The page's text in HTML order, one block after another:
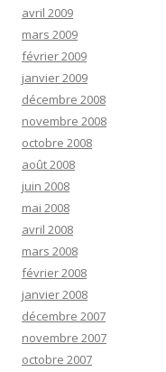
avril 2009
mars 2009
février 2009
janvier 2009
décembre 2008
novembre 2008
octobre 2008
août 2008
juin 2008
mai 2008
avril 2008
mars 2008
février 2008
janvier 2008
décembre 2007
novembre 2007
octobre 2007